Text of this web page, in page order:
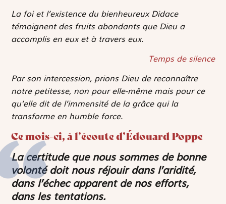
La foi et l’existence du bienheureux Didace
témoignent des fruits abondants que Dieu a
accomplis en eux et à travers eux.
Temps de silence
Par son intercession, prions Dieu de reconnaître
notre petitesse, non pour elle-même mais pour ce
qu’elle dit de l’immensité de la grâce qui la
transforme en humble force.
Ce mois-ci, à l’écoute d’Édouard Poppe
La certitude que nous sommes de bonne
volonté doit nous réjouir dans l’aridité,
dans l’échec apparent de nos efforts,
dans les tentations.